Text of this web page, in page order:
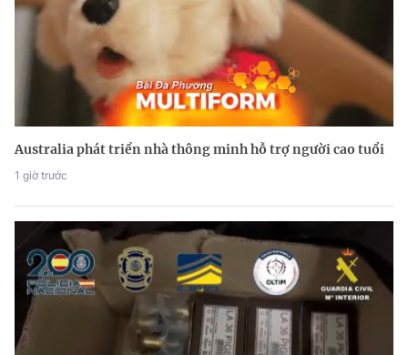
Australia phát triển nhà thông minh hỗ trợ người cao tuổi
1 giờ trước